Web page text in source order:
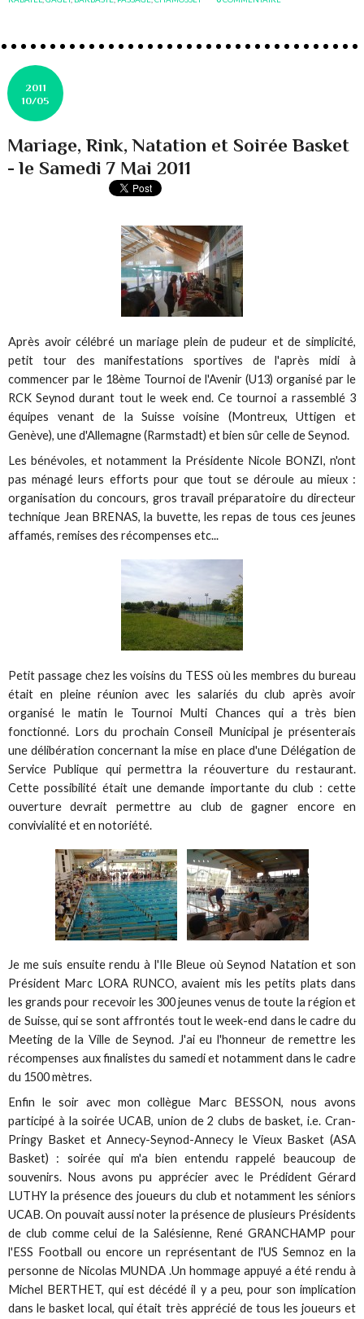
2011
10/05
Mariage, Rink, Natation et Soirée Basket
- le Samedi 7 Mai 2011
Après avoir célébré un mariage plein de pudeur et de simplicité,
petit tour des manifestations sportives de l'après midi à
commencer par le 18ème Tournoi de l'Avenir (U13) organisé par le
RCK Seynod durant tout le week end. Ce tournoi a rassemblé 3
équipes venant de la Suisse voisine (Montreux, Uttigen et
Genève), une d'Allemagne (Rarmstadt) et bien sûr celle de Seynod.
Les bénévoles, et notamment la Présidente Nicole BONZI, n'ont
pas ménagé leurs efforts pour que tout se déroule au mieux :
organisation du concours, gros travail préparatoire du directeur
technique Jean BRENAS, la buvette, les repas de tous ces jeunes
affamés, remises des récompenses etc...
Petit passage chez les voisins du TESS où les membres du bureau
était en pleine réunion avec les salariés du club après avoir
organisé le matin le Tournoi Multi Chances qui a très bien
fonctionné. Lors du prochain Conseil Municipal je présenterais
une délibération concernant la mise en place d'une Délégation de
Service Publique qui permettra la réouverture du restaurant.
Cette possibilité était une demande importante du club : cette
ouverture devrait permettre au club de gagner encore en
convivialité et en notoriété.
Je me suis ensuite rendu à l'Ile Bleue où Seynod Natation et son
Président Marc LORA RUNCO, avaient mis les petits plats dans
les grands pour recevoir les 300 jeunes venus de toute la région et
de Suisse, qui se sont affrontés tout le week-end dans le cadre du
Meeting de la Ville de Seynod. J'ai eu l'honneur de remettre les
récompenses aux finalistes du samedi et notamment dans le cadre
du 1500 mètres.
Enfin le soir avec mon collègue Marc BESSON, nous avons
participé à la soirée UCAB, union de 2 clubs de basket, i.e. Cran-
Pringy Basket et Annecy-Seynod-Annecy le Vieux Basket (ASA
Basket) : soirée qui m'a bien entendu rappelé beaucoup de
souvenirs. Nous avons pu apprécier avec le Prédident Gérard
LUTHY la présence des joueurs du club et notamment les séniors
UCAB. On pouvait aussi noter la présence de plusieurs Présidents
de club comme celui de la Salésienne, René GRANCHAMP pour
l'ESS Football ou encore un représentant de l'US Semnoz en la
personne de Nicolas MUNDA .Un hommage appuyé a été rendu à
Michel BERTHET, qui est décédé il y a peu, pour son implication
dans le basket local, qui était très apprécié de tous les joueurs et